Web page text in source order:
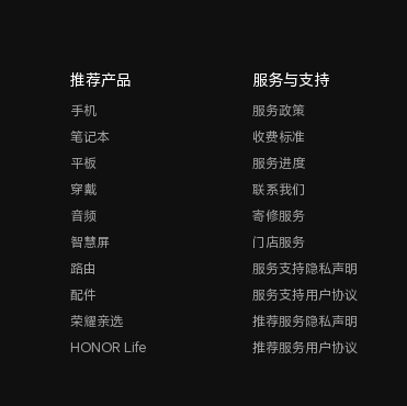
推荐产品
手机
笔记本
平板
穿戴
音频
智慧屏
路由
配件
荣耀亲选
HONOR Life
服务与支持
服务政策
收费标准
服务进度
联系我们
寄修服务
门店服务
服务支持隐私声明
服务支持用户协议
推荐服务隐私声明
推荐服务用户协议